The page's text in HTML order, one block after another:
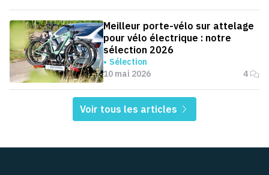
Meilleur porte-vélo sur attelage
pour vélo électrique : notre
sélection 2026
Sélection
10 mai 2026
4
Voir tous les articles